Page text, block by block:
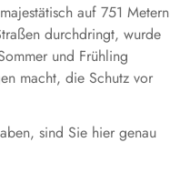
auf 751 Metern
durchdringt, wurde
und Frühling
macht, die Schutz vor
sind Sie hier genau